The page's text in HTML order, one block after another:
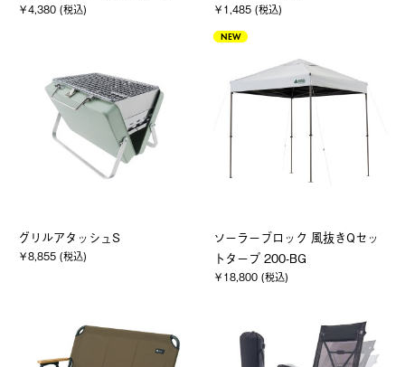
￥4,380 (税込) ￥1,485 (税込)
グリルアタッシュS
￥8,855 (税込)
NEW
ソーラーブロック 風抜きQセッ
トタープ 200-BG
￥18,800 (税込)